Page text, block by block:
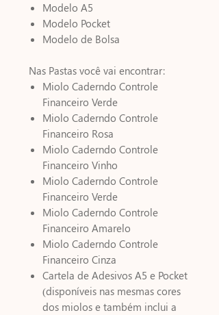
Modelo A5
Modelo Pocket
Modelo de Bolsa
Nas Pastas você vai encontrar:
Miolo Caderndo Controle
Financeiro Verde
Miolo Caderndo Controle
Financeiro Rosa
Miolo Caderndo Controle
Financeiro Vinho
Miolo Caderndo Controle
Financeiro Verde
Miolo Caderndo Controle
Financeiro Amarelo
Miolo Caderndo Controle
Financeiro Cinza
Cartela de Adesivos A5 e Pocket
(disponíveis nas mesmas cores
dos miolos e também inclui a